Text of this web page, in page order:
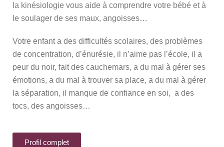
la kinésiologie vous aide à comprendre votre bébé et à
le soulager de ses maux, angoisses…
Votre enfant a des difficultés scolaires, des problèmes
de concentration, d’énurésie, il n’aime pas l’école, il a
peur du noir, fait des cauchemars, a du mal à gérer ses
émotions, a du mal à trouver sa place, a du mal à gérer
la séparation, il manque de confiance en soi, a des
tocs, des angoisses…
Profil complet